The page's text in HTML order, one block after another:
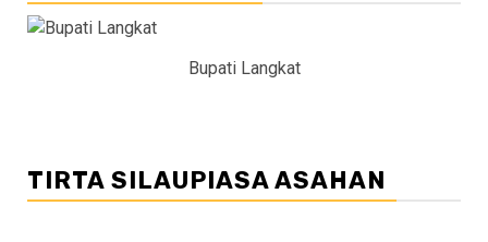
Bupati Langkat
TIRTA SILAUPIASA ASAHAN